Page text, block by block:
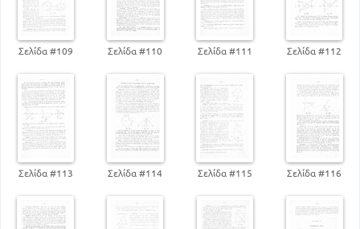
Σελίδα #109 Σελίδα #110 Σελίδα #111 Σελίδα #112
Σελίδα #113 Σελίδα #114 Σελίδα #115 Σελίδα #116